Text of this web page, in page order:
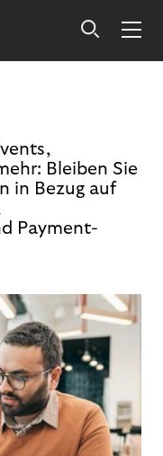
Bleiben Sie
in Bezug auf
Payment-